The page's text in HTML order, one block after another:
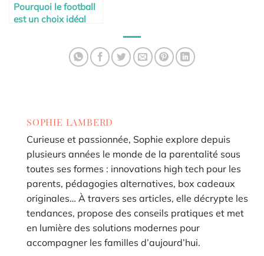
Pourquoi le football
est un choix idéal
SOPHIE LAMBERD
Curieuse et passionnée, Sophie explore depuis
plusieurs années le monde de la parentalité sous
toutes ses formes : innovations high tech pour les
parents, pédagogies alternatives, box cadeaux
originales… À travers ses articles, elle décrypte les
tendances, propose des conseils pratiques et met
en lumière des solutions modernes pour
accompagner les familles d’aujourd’hui.